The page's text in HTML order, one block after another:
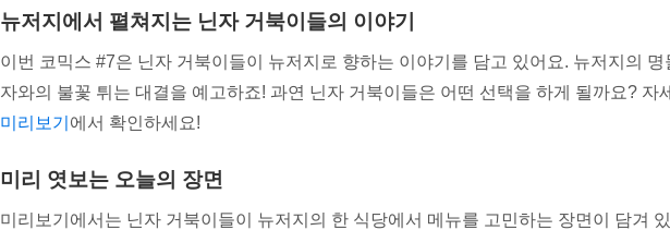
뉴저지에서 펼쳐지는 닌자 거북이들의 이야기
이번 코믹스 #7은 닌자 거북이들이 뉴저지로 향하는 이야기를 담고 있어요. 뉴저지의 명
자와의 불꽃 튀는 대결을 예고하죠! 과연 닌자 거북이들은 어떤 선택을 하게 될까요? 자
미리보기 에서 확인하세요!
미리 엿보는 오늘의 장면
미리보기에서는 닌자 거북이들이 뉴저지의 한 식당에서 메뉴를 고민하는 장면이 담겨